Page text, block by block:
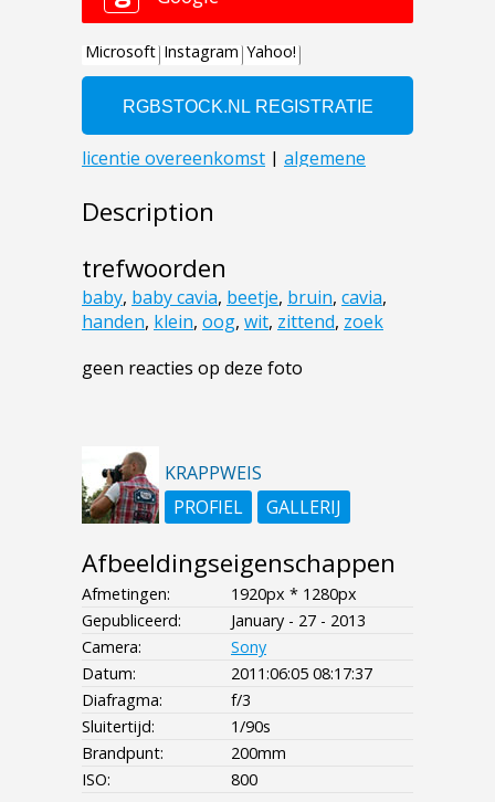
Description
trefwoorden
baby, baby cavia, beetje, bruin, cavia,
handen, klein, oog, wit, zittend, zoek
geen reacties op deze foto
KRAPPWEIS
PROFIEL
GALLERIJ
Afbeeldingseigenschappen
Afmetingen:
1920px * 1280px
Gepubliceerd:
January - 27 - 2013
Camera:
Sony
Datum:
2011:06:05 08:17:37
Diafragma:
f/3
Sluitertijd:
1/90s
Brandpunt:
200mm
ISO:
800